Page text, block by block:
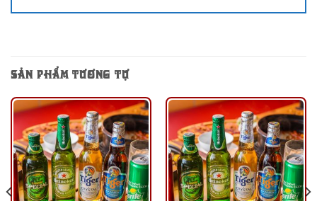
SẢN PHẨM TƯƠNG TỰ